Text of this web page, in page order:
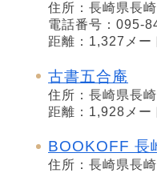
住所：長崎県長
電話番号：095-
距離：1,327メー
古書五合庵
住所：長崎県長
距離：1,928メー
BOOKOFF 長
住所：長崎県長